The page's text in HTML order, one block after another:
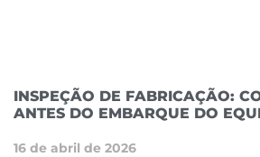
INSPEÇÃO DE FABRICAÇÃO:
ANTES DO EMBARQUE DO
16 de abril de 2026